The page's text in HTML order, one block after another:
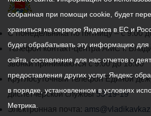
График
работы
администрации
местного
самоуправления
города
С понедельника по пятницу – с 9.00
Телефон контакт-центра АМС г.
звонки принимаются с 9:00 до 18:00
Круглосуточный телефон Единой
диспетчерской службы53-19-19
Электронная почта:
собранная при помощи cookie, будет
храниться на сервере Яндекса в ЕС и
будет обрабатывать эту информацию
сайта, составления для нас отчетов о
предоставления других услуг. Яндекс
в порядке, установленном в условиях
Метрика.